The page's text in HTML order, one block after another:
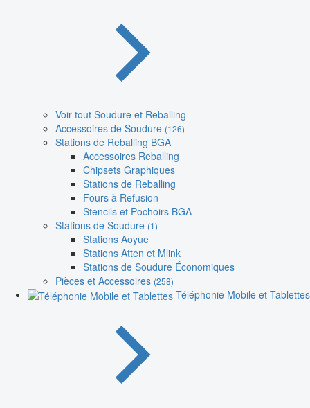
Voir tout Soudure et Reballing
Accessoires de Soudure (126)
Stations de Reballing BGA
Accessoires Reballing
Chipsets Graphiques
Stations de Reballing
Fours à Refusion
Stencils et Pochoirs BGA
Stations de Soudure (1)
Stations Aoyue
Stations Atten et Mlink
Stations de Soudure Économiques
Pièces et Accessoires (258)
Téléphonie Mobile et Tablettes